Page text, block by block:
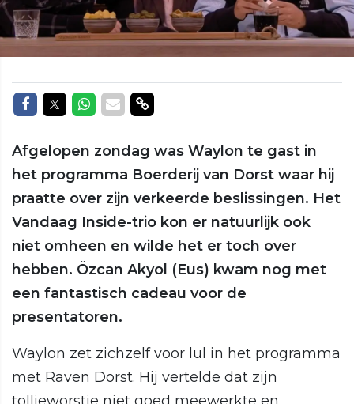
Delen op Facebook
Delen op Twitter
Delen op Whatsapp
Delen via Mail
Delen via link
Afgelopen zondag was Waylon te gast in
het programma Boerderij van Dorst waar hij
praatte over zijn verkeerde beslissingen. Het
Vandaag Inside-trio kon er natuurlijk ook
niet omheen en wilde het er toch over
hebben. Özcan Akyol (Eus) kwam nog met
een fantastisch cadeau voor de
presentatoren.
Waylon zet zichzelf voor lul in het programma
met Raven Dorst. Hij vertelde dat zijn